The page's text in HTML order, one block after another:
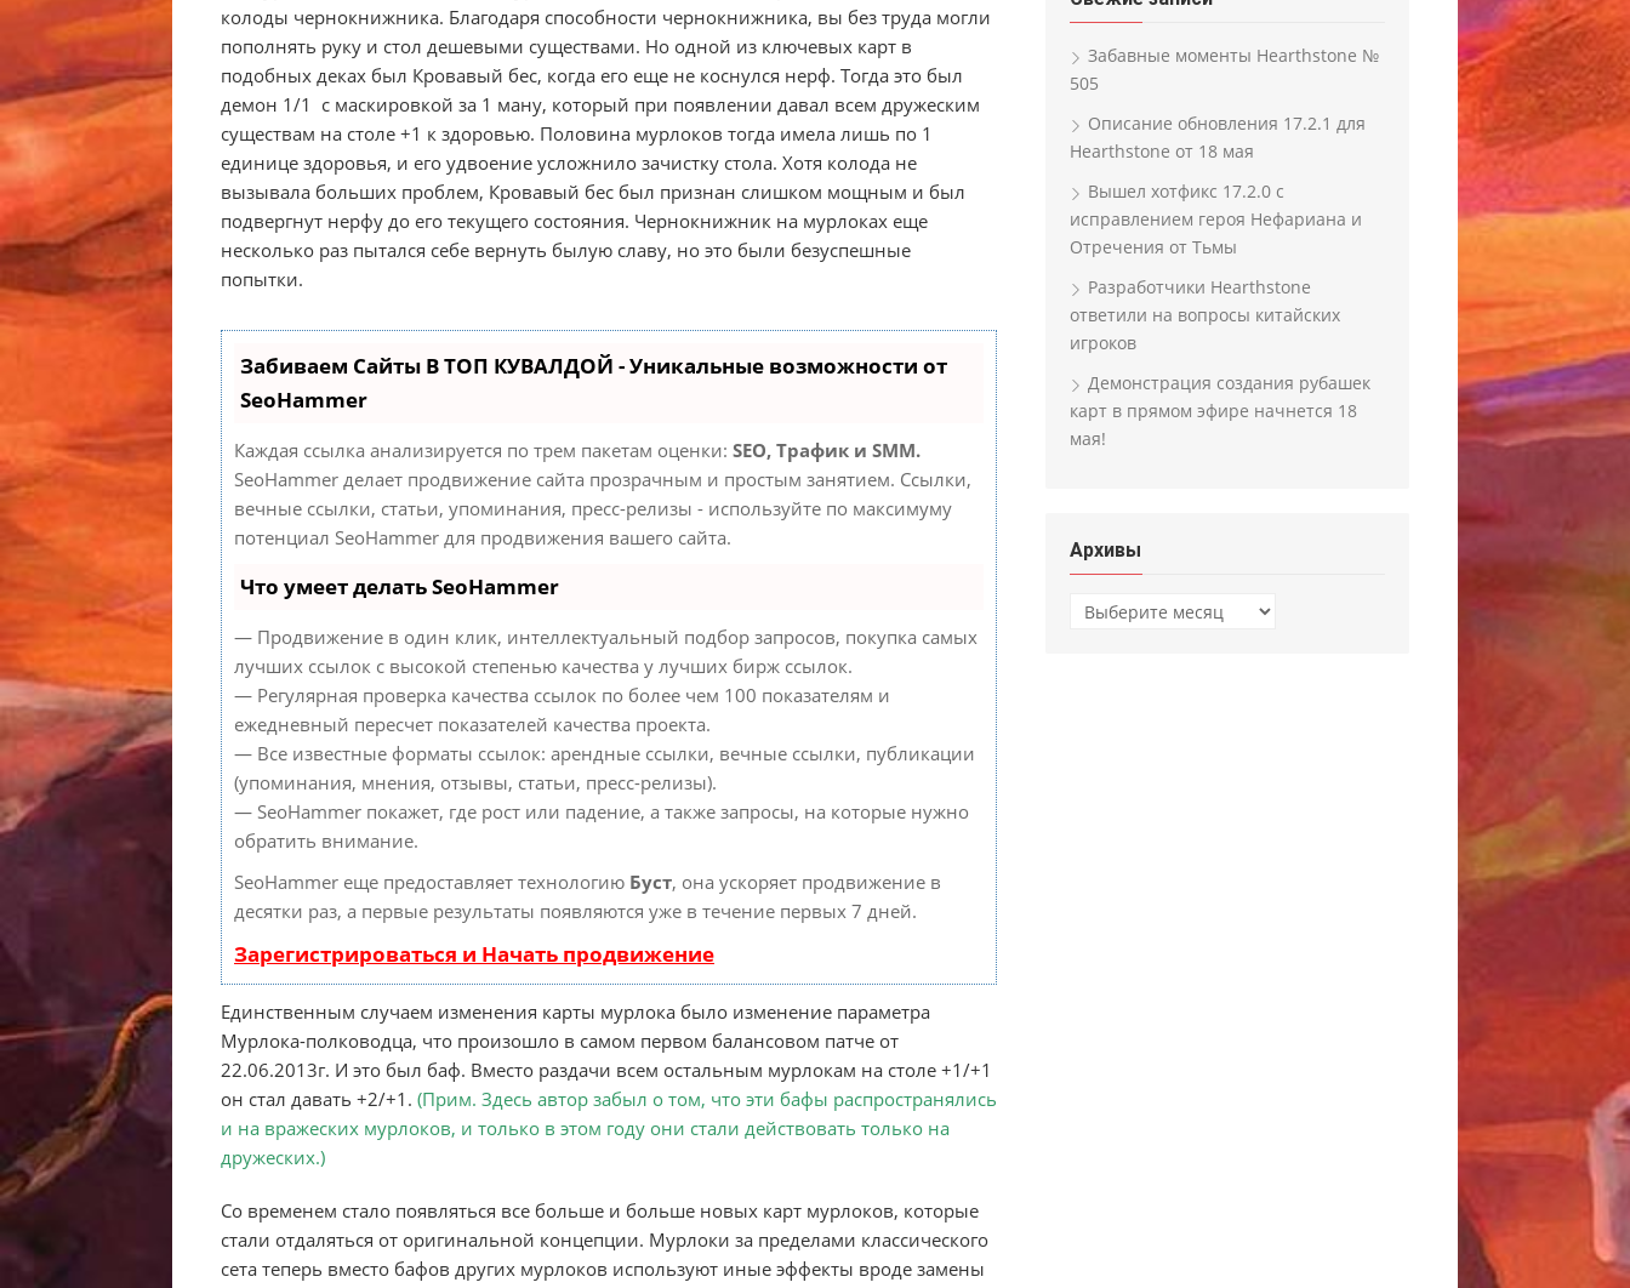
колоды чернокнижника. Благодаря способности чернокнижника, вы без труда могли
пополнять руку и стол дешевыми существами. Но одной из ключевых карт в
подобных деках был Кровавый бес, когда его еще не коснулся нерф. Тогда это был
демон 1/1 с маскировкой за 1 ману, который при появлении давал всем дружеским
существам на столе +1 к здоровью. Половина мурлоков тогда имела лишь по 1
единице здоровья, и его удвоение усложнило зачистку стола. Хотя колода не
вызывала больших проблем, Кровавый бес был признан слишком мощным и был
подвергнут нерфу до его текущего состояния. Чернокнижник на мурлоках еще
несколько раз пытался себе вернуть былую славу, но это были безуспешные
попытки.
Забиваем Сайты В ТОП КУВАЛДОЙ - Уникальные возможности от
SeoHammer
Каждая ссылка анализируется по трем пакетам оценки: SEO, Трафик и SMM.
SeoHammer делает продвижение сайта прозрачным и простым занятием. Ссылки,
вечные ссылки, статьи, упоминания, пресс-релизы - используйте по максимуму
потенциал SeoHammer для продвижения вашего сайта.
Что умеет делать SeoHammer
— Продвижение в один клик, интеллектуальный подбор запросов, покупка самых
лучших ссылок с высокой степенью качества у лучших бирж ссылок.
— Регулярная проверка качества ссылок по более чем 100 показателям и
ежедневный пересчет показателей качества проекта.
— Все известные форматы ссылок: арендные ссылки, вечные ссылки, публикации
(упоминания, мнения, отзывы, статьи, пресс-релизы).
— SeoHammer покажет, где рост или падение, а также запросы, на которые нужно
обратить внимание.
SeoHammer еще предоставляет технологию Буст, она ускоряет продвижение в
десятки раз, а первые результаты появляются уже в течение первых 7 дней.
Зарегистрироваться и Начать продвижение
Единственным случаем изменения карты мурлока было изменение параметра
Мурлока-полководца, что произошло в самом первом балансовом патче от
22.06.2013г. И это был баф. Вместо раздачи всем остальным мурлокам на столе +1/+1
он стал давать +2/+1. (Прим. Здесь автор забыл о том, что эти бафы распространялись
и на вражеских мурлоков, и только в этом году они стали действовать только на
дружеских.)
Со временем стало появляться все больше и больше новых карт мурлоков, которые
стали отдаляться от оригинальной концепции. Мурлоки за пределами классического
сета теперь вместо бафов других мурлоков используют иные эффекты вроде замены
Забавные моменты Hearthstone №
505
Описание обновления 17.2.1 для
Hearthstone от 18 мая
Вышел хотфикс 17.2.0 с
исправлением героя Нефариана и
Отречения от Тьмы
Разработчики Hearthstone
ответили на вопросы китайских
игроков
Демонстрация создания рубашек
карт в прямом эфире начнется 18
мая!
Архивы
Архивы